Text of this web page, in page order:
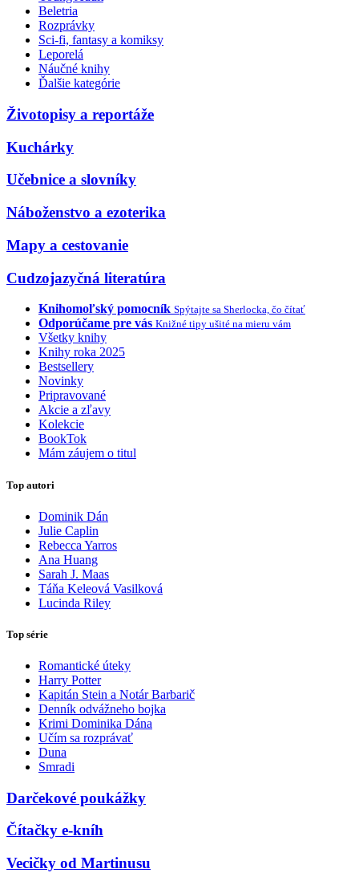
Beletria
Rozprávky
Sci-fi, fantasy a komiksy
Leporelá
Náučné knihy
Ďalšie kategórie
Životopisy a reportáže
Kuchárky
Učebnice a slovníky
Náboženstvo a ezoterika
Mapy a cestovanie
Cudzojazyčná literatúra
Knihomoľský pomocník Spýtajte sa Sherlocka, čo čítať
Odporúčame pre vás Knižné tipy ušité na mieru vám
Všetky knihy
Knihy roka 2025
Bestsellery
Novinky
Pripravované
Akcie a zľavy
Kolekcie
BookTok
Mám záujem o titul
Top autori
Dominik Dán
Julie Caplin
Rebecca Yarros
Ana Huang
Sarah J. Maas
Táňa Keleová Vasilková
Lucinda Riley
Top série
Romantické úteky
Harry Potter
Kapitán Stein a Notár Barbarič
Denník odvážneho bojka
Krimi Dominika Dána
Učím sa rozprávať
Duna
Smradi
Darčekové poukážky
Čítačky e-kníh
Vecičky od Martinusu